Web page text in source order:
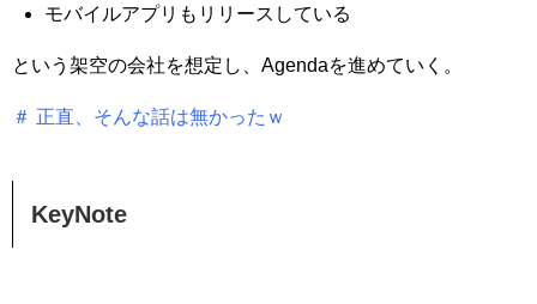
モバイルアプリもリリースしている
という架空の会社を想定し、Agendaを進めていく。
＃ 正直、そんな話は無かったｗ
KeyNote